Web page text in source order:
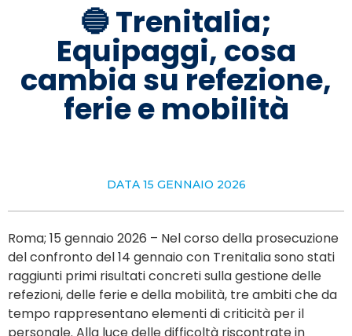
🔵 Trenitalia;
Equipaggi, cosa
cambia su refezione,
ferie e mobilità
DATA 15 GENNAIO 2026
Roma; 15 gennaio 2026 – Nel corso della prosecuzione
del confronto del 14 gennaio con Trenitalia sono stati
raggiunti primi risultati concreti sulla gestione delle
refezioni, delle ferie e della mobilità, tre ambiti che da
tempo rappresentano elementi di criticità per il